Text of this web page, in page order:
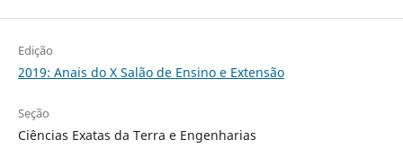
Edição
2019: Anais do X Salão de Ensino e Extensão
Seção
Ciências Exatas da Terra e Engenharias